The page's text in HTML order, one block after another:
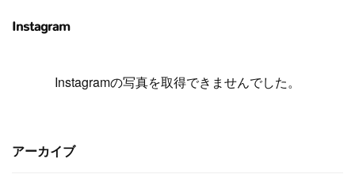
Instagram
Instagramの写真を取得できませんでした。
アーカイブ